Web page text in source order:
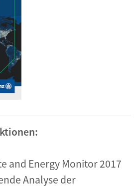
and Energy Monitor 2017
Analyse der